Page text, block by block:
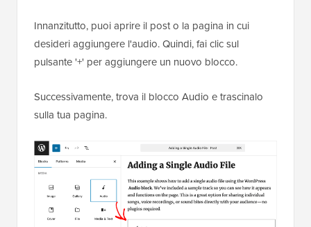
Innanzitutto, puoi aprire il post o la pagina in cui
desideri aggiungere l'audio. Quindi, fai clic sul
pulsante '+' per aggiungere un nuovo blocco.
Successivamente, trova il blocco Audio e trascinalo
sulla tua pagina.